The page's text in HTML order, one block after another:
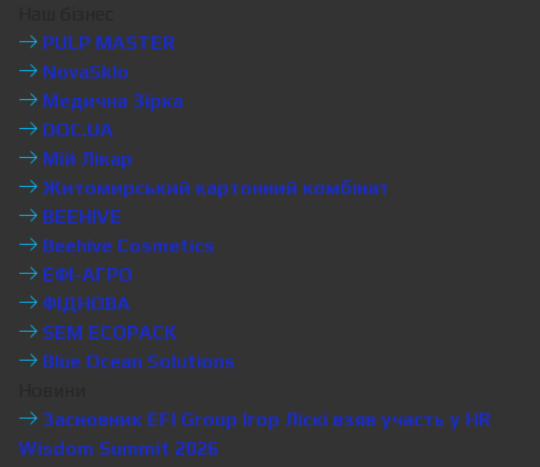
PULP MASTER
NovaSklo
Медична Зірка
DOC.UA
Мій Лікар
Житомирський картонний комбінат
BEEHIVE
Beehive Cosmetics
ЕФІ-АГРО
ФІДНОВА
SEM ECOPACK
Blue Ocean Solutions
Засновник EFI Group Ігор Ліскі взяв участь у HR
Wisdom Summit 2026